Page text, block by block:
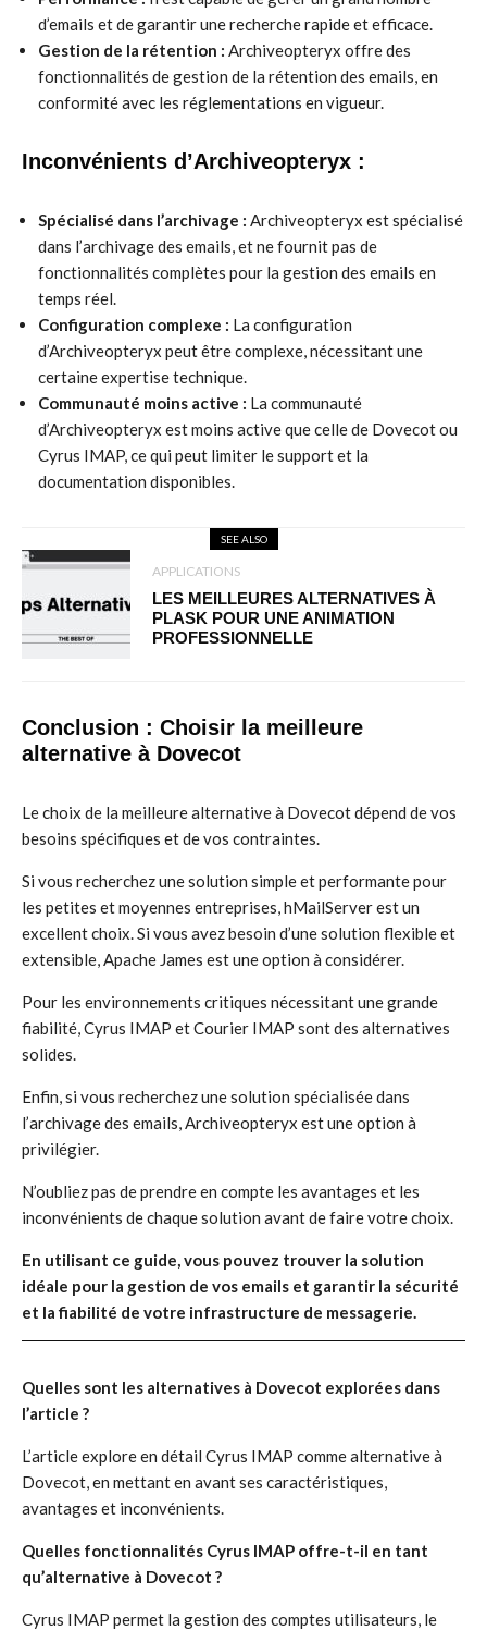
d’emails et de garantir une recherche rapide et efficace.
Gestion de la rétention : Archiveopteryx offre des
fonctionnalités de gestion de la rétention des emails, en
conformité avec les réglementations en vigueur.
Inconvénients d’Archiveopteryx :
Spécialisé dans l’archivage : Archiveopteryx est spécialisé
dans l’archivage des emails, et ne fournit pas de
fonctionnalités complètes pour la gestion des emails en
temps réel.
Configuration complexe : La configuration
d’Archiveopteryx peut être complexe, nécessitant une
certaine expertise technique.
Communauté moins active : La communauté
d’Archiveopteryx est moins active que celle de Dovecot ou
Cyrus IMAP, ce qui peut limiter le support et la
documentation disponibles.
SEE ALSO
APPLICATIONS
LES MEILLEURES ALTERNATIVES À
PLASK POUR UNE ANIMATION
PROFESSIONNELLE
Conclusion : Choisir la meilleure
alternative à Dovecot
Le choix de la meilleure alternative à Dovecot dépend de vos
besoins spécifiques et de vos contraintes.
Si vous recherchez une solution simple et performante pour
les petites et moyennes entreprises, hMailServer est un
excellent choix. Si vous avez besoin d’une solution flexible et
extensible, Apache James est une option à considérer.
Pour les environnements critiques nécessitant une grande
fiabilité, Cyrus IMAP et Courier IMAP sont des alternatives
solides.
Enfin, si vous recherchez une solution spécialisée dans
l’archivage des emails, Archiveopteryx est une option à
privilégier.
N’oubliez pas de prendre en compte les avantages et les
inconvénients de chaque solution avant de faire votre choix.
En utilisant ce guide, vous pouvez trouver la solution
idéale pour la gestion de vos emails et garantir la sécurité
et la fiabilité de votre infrastructure de messagerie.
Quelles sont les alternatives à Dovecot explorées dans
l’article ?
L’article explore en détail Cyrus IMAP comme alternative à
Dovecot, en mettant en avant ses caractéristiques,
avantages et inconvénients.
Quelles fonctionnalités Cyrus IMAP offre-t-il en tant
qu’alternative à Dovecot ?
Cyrus IMAP permet la gestion des comptes utilisateurs, le